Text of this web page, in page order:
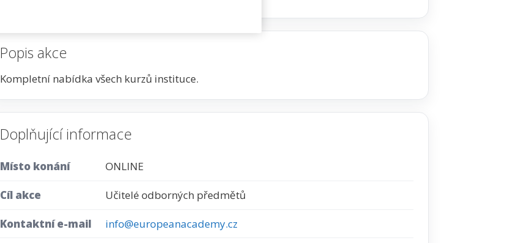
Popis akce
Kompletní nabídka všech kurzů instituce.
Doplňující informace
Místo konání ONLINE
Cíl akce Učitelé odborných předmětů
Kontaktní e-mail info@europeanacademy.cz